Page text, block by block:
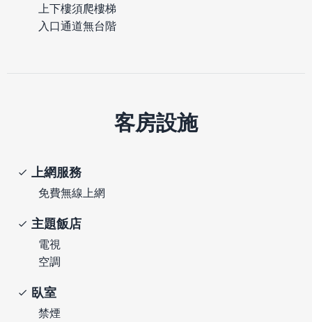
上下樓須爬樓梯
入口通道無台階
客房設施
上網服務
免費無線上網
主題飯店
電視
空調
臥室
禁煙